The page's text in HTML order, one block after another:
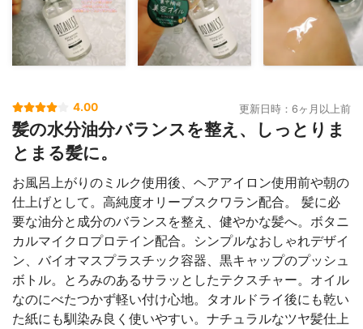
4.00 更新日時：6ヶ月以上前
髪の水分油分バランスを整え、しっとりま
とまる髪に。
お風呂上がりのミルク使用後、ヘアアイロン使用前や朝の
仕上げとして。高純度オリーブスクワラン配合。 髪に必
要な油分と成分のバランスを整え、健やかな髪へ。ボタニ
カルマイクロプロテイン配合。シンプルなおしゃれデザイ
ン、バイオマスプラスチック容器、黒キャップのプッシュ
ボトル。とろみのあるサラッとしたテクスチャー。オイル
なのにべたつかず軽い付け心地。タオルドライ後にも乾い
た紙にも馴染み良く使いやすい。ナチュラルなツヤ髪仕上